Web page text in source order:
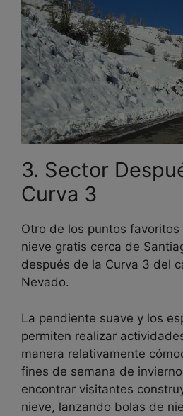
3. Sector
Curva 3
Otro de los puntos
nieve gratis cerca de
después de la Curva 3 del
Nevado.
La pendiente suave y los
permiten realizar
manera relativamente
fines de semana de
encontrar visitantes
nieve, lanzando bolas de